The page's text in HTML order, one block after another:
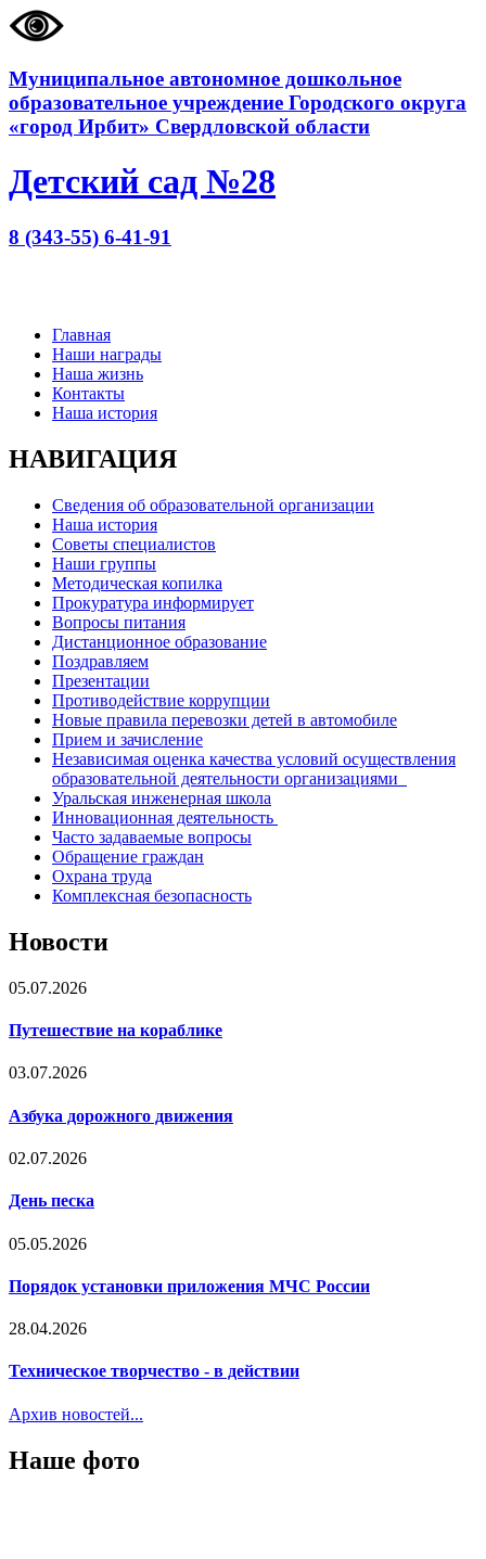
Муниципальное автономное дошкольное
образовательное учреждение Городского округа
«город Ирбит» Свердловской области
Детский сад №28
8 (343-55) 6-41-91
Главная
Наши награды
Наша жизнь
Контакты
Наша история
НАВИГАЦИЯ
Сведения об образовательной организации
Наша история
Советы специалистов
Наши группы
Методическая копилка
Прокуратура информирует
Вопросы питания
Дистанционное образование
Поздравляем
Презентации
Противодействие коррупции
Новые правила перевозки детей в автомобиле
Прием и зачисление
Независимая оценка качества условий осуществления
образовательной деятельности организациями
Уральская инженерная школа
Инновационная деятельность
Часто задаваемые вопросы
Обращение граждан
Охрана труда
Комплексная безопасность
Новости
05.07.2026
Путешествие на кораблике
03.07.2026
Азбука дорожного движения
02.07.2026
День песка
05.05.2026
Порядок установки приложения МЧС России
28.04.2026
Техническое творчество - в действии
Архив новостей...
Наше фото